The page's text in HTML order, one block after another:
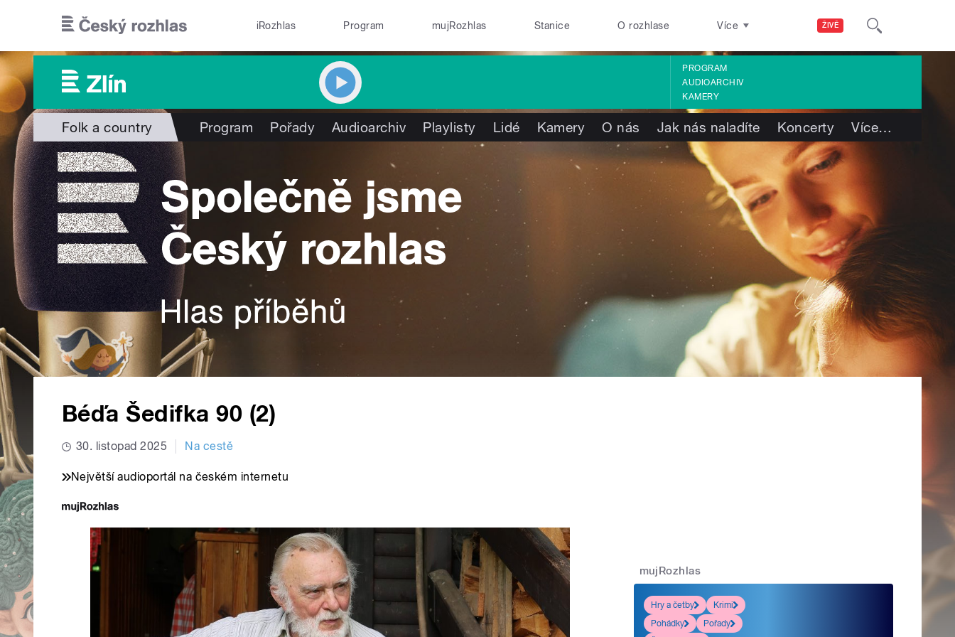
ŽIVĚ
iRozhlas Program mujRozhlas Stanice O rozhlase Více
PROGRAM
AUDIOARCHIV
KAMERY
Folk a country Program Pořady Audioarchiv Playlisty Lidé Kamery O nás Jak nás naladíte Koncerty Více…
Béďa Šedifka 90 (2)
30. listopad 2025 Na cestě
Největší audioportál na českém internetu
mujRozhlas
Hry a četby
Krimi
Pohádky
Pořady